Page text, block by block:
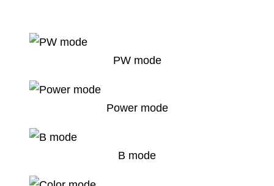
PW mode
Power mode
B mode